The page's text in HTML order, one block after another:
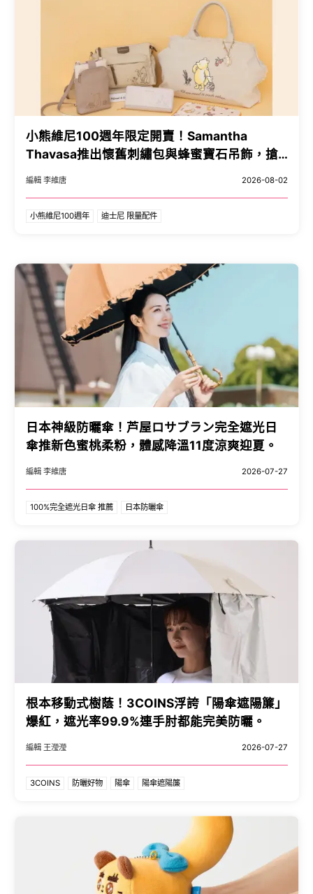
小熊維尼100週年限定開賣！Samantha
Thavasa推出懷舊刺繡包與蜂蜜寶石吊飾，搶
購攻略一次看。
編輯 李維唐 2026-08-02
小熊維尼100週年 迪士尼 限量配件
日本神級防曬傘！芦屋ロサブラン完全遮光日
傘推新色蜜桃柔粉，體感降溫11度涼爽迎夏。
編輯 李維唐 2026-07-27
100%完全遮光日傘 推薦 日本防曬傘
根本移動式樹蔭！3COINS浮誇「陽傘遮陽簾」
爆紅，遮光率99.9%連手肘都能完美防曬。
編輯 王瀅瀅 2026-07-27
3COINS 防曬好物 陽傘 陽傘遮陽簾